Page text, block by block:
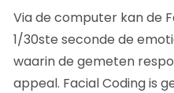
Via de computer kan de
1/30ste seconde de
waarin de gemeten
appeal. Facial Coding is